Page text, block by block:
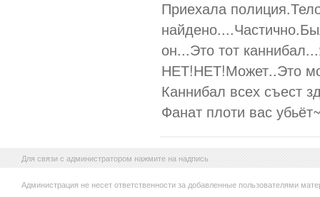
Приехала
он...Это тот
НЕТ!НЕТ!Может..Это
Каннибал всех съест
Фанат плоти вас
Для связи с администратором нажмите на надпись
Администрация не несет ответственности за добавленные пользователями